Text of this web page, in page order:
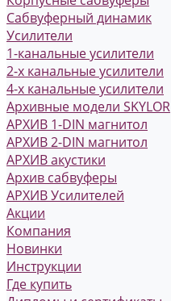
Сабвуферный динамик
Усилители
1-канальные усилители
2-х канальные усилители
4-х канальные усилители
Архивные модели SKYLOR
АРХИВ 1-DIN магнитол
АРХИВ 2-DIN магнитол
АРХИВ акустики
Архив сабвуферы
АРХИВ Усилителей
Акции
Компания
Новинки
Инструкции
Где купить